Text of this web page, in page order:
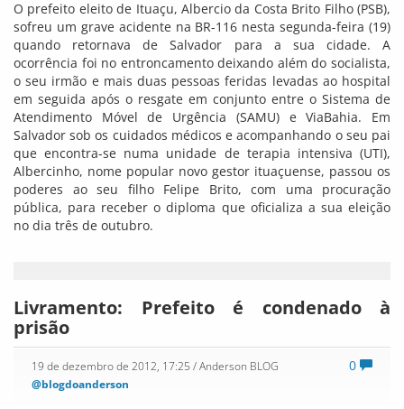
O prefeito eleito de Ituaçu, Albercio da Costa Brito Filho (PSB),
sofreu um grave acidente na BR-116 nesta segunda-feira (19)
quando retornava de Salvador para a sua cidade. A
ocorrência foi no entroncamento deixando além do socialista,
o seu irmão e mais duas pessoas feridas levadas ao hospital
em seguida após o resgate em conjunto entre o Sistema de
Atendimento Móvel de Urgência (SAMU) e ViaBahia. Em
Salvador sob os cuidados médicos e acompanhando o seu pai
que encontra-se numa unidade de terapia intensiva (UTI),
Albercinho, nome popular novo gestor ituaçuense, passou os
poderes ao seu filho Felipe Brito, com uma procuração
pública, para receber o diploma que oficializa a sua eleição
no dia três de outubro.
Livramento: Prefeito é condenado à
prisão
0
19 de dezembro de 2012, 17:25 / Anderson BLOG
@blogdoanderson